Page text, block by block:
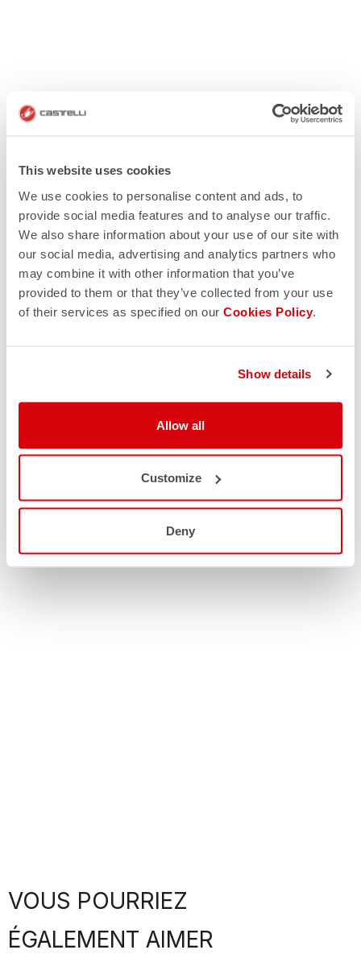
This website uses cookies
We use cookies to personalise content and ads, to
provide social media features and to analyse our traffic.
We also share information about your use of our site with
our social media, advertising and analytics partners who
may combine it with other information that you’ve
provided to them or that they’ve collected from your use
of their services as specified on our Cookies Policy.
Show details
Allow all
Customize
Deny
VOUS POURRIEZ
ÉGALEMENT AIMER